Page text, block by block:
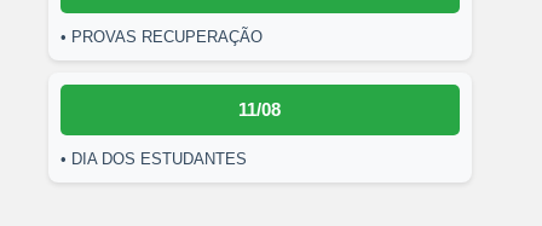
• PROVAS RECUPERAÇÃO
11/08
• DIA DOS ESTUDANTES